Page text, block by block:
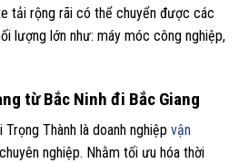
tải rộng rãi có thể chuyển được các
lượng lớn như: máy móc công nghiệp,
từ Bắc Ninh đi Bắc Giang
Thành là doanh nghiệp vận
chuyên nghiệp. Nhằm tối ưu hóa thời